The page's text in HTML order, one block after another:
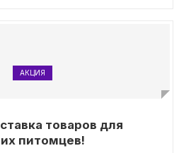
АКЦИЯ
товаров для
питомцев!